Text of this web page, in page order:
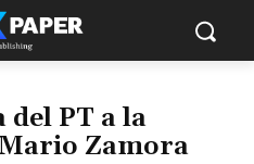
del PT a la
Zamora